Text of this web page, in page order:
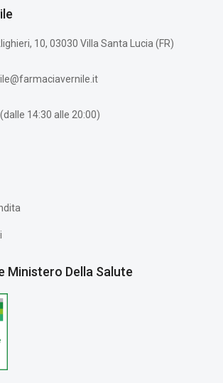
10, 03030 Villa Santa Lucia (FR)
14:30 alle 20:00)
Ministero Della Salute